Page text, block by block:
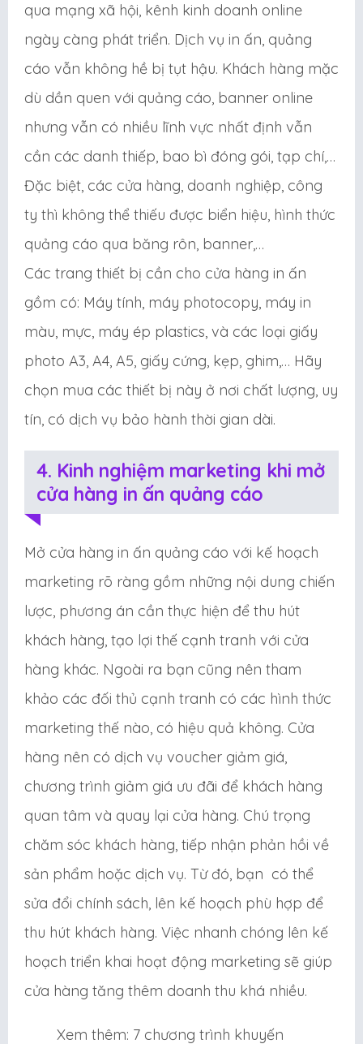
qua mạng xã hội, kênh kinh doanh online
ngày càng phát triển. Dịch vụ in ấn, quảng
cáo vẫn không hề bị tụt hậu. Khách hàng mặc
dù dần quen với quảng cáo, banner online
nhưng vẫn có nhiều lĩnh vực nhất định vẫn
cần các danh thiếp, bao bì đóng gói, tạp chí,…
Đặc biệt, các cửa hàng, doanh nghiệp, công
ty thì không thể thiếu được biển hiệu, hình thức
quảng cáo qua băng rôn, banner,…
Các trang thiết bị cần cho cửa hàng in ấn
gồm có: Máy tính, máy photocopy, máy in
màu, mực, máy ép plastics, và các loại giấy
photo A3, A4, A5, giấy cứng, kẹp, ghim,… Hãy
chọn mua các thiết bị này ở nơi chất lượng, uy
tín, có dịch vụ bảo hành thời gian dài.
4. Kinh nghiệm marketing khi mở
cửa hàng in ấn quảng cáo
Mở cửa hàng in ấn quảng cáo với kế hoạch
marketing rõ ràng gồm những nội dung chiến
lược, phương án cần thực hiện để thu hút
khách hàng, tạo lợi thế cạnh tranh với cửa
hàng khác. Ngoài ra bạn cũng nên tham
khảo các đối thủ cạnh tranh có các hình thức
marketing thế nào, có hiệu quả không. Cửa
hàng nên có dịch vụ voucher giảm giá,
chương trình giảm giá ưu đãi để khách hàng
quan tâm và quay lại cửa hàng. Chú trọng
chăm sóc khách hàng, tiếp nhận phản hồi về
sản phẩm hoặc dịch vụ. Từ đó, bạn có thể
sửa đổi chính sách, lên kế hoạch phù hợp để
thu hút khách hàng. Việc nhanh chóng lên kế
hoạch triển khai hoạt động marketing sẽ giúp
cửa hàng tăng thêm doanh thu khá nhiều.
Xem thêm: 7 chương trình khuyến